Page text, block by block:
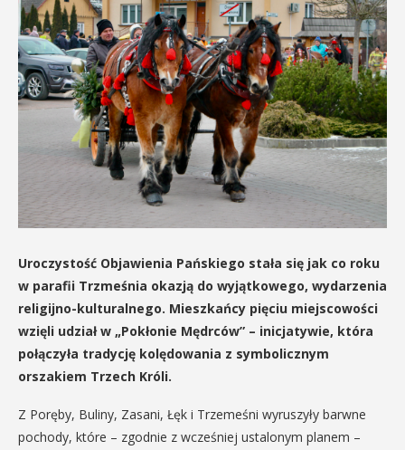
Uroczystość Objawienia Pańskiego stała się jak co roku
w parafii Trzmeśnia okazją do wyjątkowego, wydarzenia
religijno-kulturalnego. Mieszkańcy pięciu miejscowości
wzięli udział w „Pokłonie Mędrców” – inicjatywie, która
połączyła tradycję kolędowania z symbolicznym
orszakiem Trzech Króli.
Z Poręby, Buliny, Zasani, Łęk i Trzemeśni wyruszyły barwne
pochody, które – zgodnie z wcześniej ustalonym planem –